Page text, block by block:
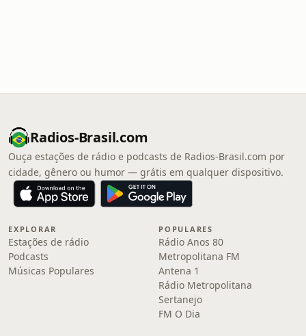
Radios-Brasil.com
Ouça estações de rádio e podcasts de Radios-Brasil.com por
cidade, gênero ou humor — grátis em qualquer dispositivo.
EXPLORAR
Estações de rádio
Podcasts
Músicas Populares
POPULARES
Rádio Anos 80
Metropolitana FM
Antena 1
Rádio Metropolitana
Sertanejo
FM O Dia